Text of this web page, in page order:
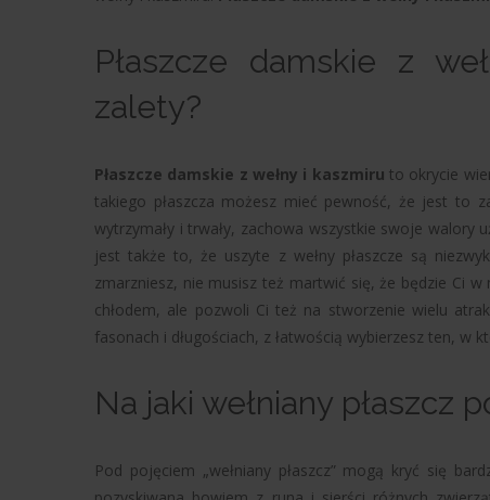
Płaszcze damskie z
zalety?
Płaszcze damskie z wełny i kaszmiru to okrycie
takiego płaszcza możesz mieć pewność, że jest to
wytrzymały i trwały, zachowa wszystkie swoje walory
jest także to, że uszyte z wełny płaszcze są
zmarzniesz, nie musisz też martwić się, że będzie Ci
chłodem, ale pozwoli Ci też na stworzenie wielu
fasonach i długościach, z łatwością wybierzesz ten, w
Na jaki wełniany płaszcz
Pod pojęciem „wełniany płaszcz” mogą kryć się